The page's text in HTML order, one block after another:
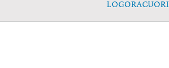
LOGORACUORI